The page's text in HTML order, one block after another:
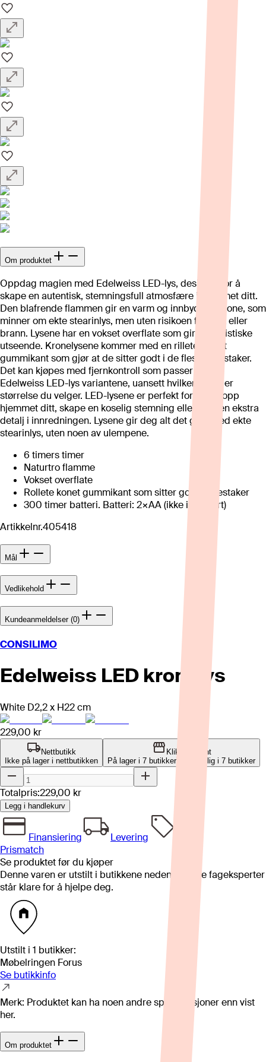
Om produktet
Oppdag magien med Edelweiss LED-lys, designet for å
skape en autentisk, stemningsfull atmosfære i hjemmet ditt.
Den blafrende flammen gir en varm og innbydende tone, som
minner om ekte stearinlys, men uten risikoen for røyk eller
brann. Lysene har en vokset overflate som gir et realistiske
utseende. Kronelysene kommer med en rillete, konet
gummikant som gjør at de sitter godt i de fleste lysestaker.
Det kan kjøpes med fjernkontroll som passer til alle
Edelweiss LED-lys variantene, uansett hvilken stil eller
størrelse du velger. LED-lysene er perfekt for å lyse opp
hjemmet ditt, skape en koselig stemning eller som en ekstra
detalj i innredningen. Lysene gir deg alt det gode ved ekte
stearinlys, uten noen av ulempene.
6 timers timer
Naturtro flamme
Vokset overflate
Rollete konet gummikant som sitter godt i lysestaker
300 timer batteri. Batteri: 2×AA (ikke inkludert)
Artikkelnr.405418
Mål
Vedlikehold
Kundeanmeldelser (0)
CONSILIMO
Edelweiss LED kronelys
White D2,2 x H22 cm
229,00 kr
Nettbutikk
Ikke på lager i nettbutikken
Klikk og hent
På lager i 7 butikker Tilgjengelig i 7 butikker
Totalpris:229,00 kr
Legg i handlekurv
Finansiering
Levering
Prismatch
Se produktet før du kjøper
Denne varen er utstilt i butikkene nedenfor. Våre fageksperter
står klare for å hjelpe deg.
Utstilt i 1 butikker:
Møbelringen Forus
Se butikkinfo
Merk: Produktet kan ha noen andre spesifikasjoner enn vist
her.
Om produktet